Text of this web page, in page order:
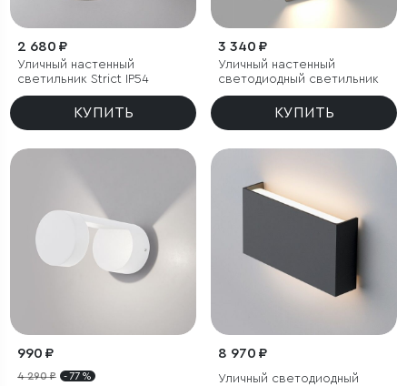
2 680 ₽
Уличный настенный
светильник Strict IP54
КУПИТЬ
3 340 ₽
Уличный настенный
светодиодный светильник
КУПИТЬ
990 ₽
4 290 ₽ - 77 %
8 970 ₽
Уличный светодиодный